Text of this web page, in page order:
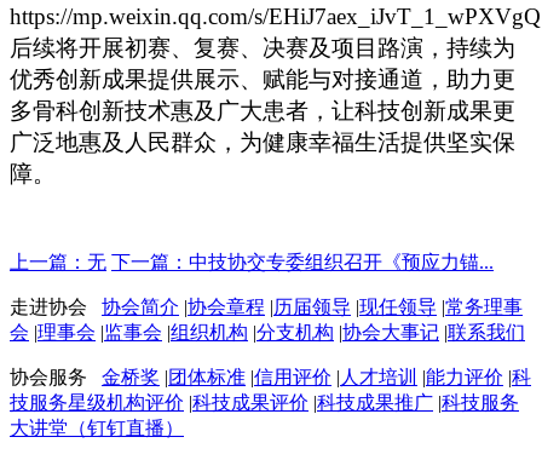
https://mp.weixin.qq.com/s/EHiJ7aex_iJvT_1_wPXVgQ
后续将开展初赛、复赛、决赛及项目路演，持续为
优秀创新成果提供展示、赋能与对接通道，助力更
多骨科创新技术惠及广大患者 ， 让科技创新成果更
广泛地惠及人民群众，为健康幸福生活提供坚实保
障。
上一篇：无 下一篇：中技协交专委组织召开《预应力锚...
走进协会 协会简介 |协会章程 |历届领导 |现任领导 |常务理事
会 |理事会 |监事会 |组织机构 |分支机构 |协会大事记 |联系我们
协会服务 金桥奖 |团体标准 |信用评价 | 人才培训 |能力评价 |科
技服务星级机构评价 |科技成果评价 |科技成果推广 |科技服务
大讲堂（钉钉直播）